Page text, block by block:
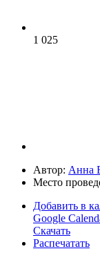
1 025
Автор: Анна
Место
Добавить в
Google
Скачать
Распечатать